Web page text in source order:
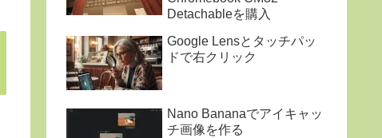
Detachableを購入
Google Lensとタッチパッ
ドで右クリック
Nano Bananaでアイキャッ
チ画像を作る